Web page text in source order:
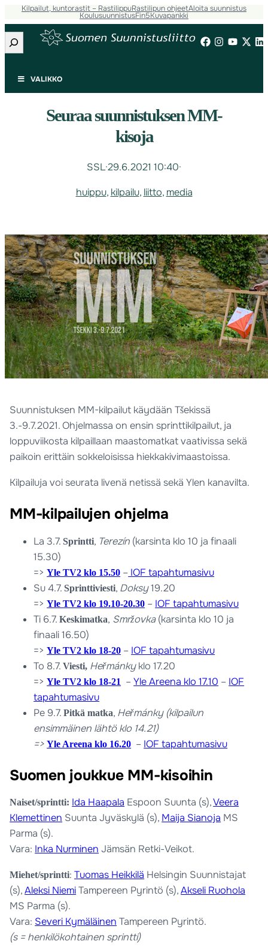
Kilpailut, kuntorastit – RastilippuRastilipun ohjeetAloita suunnistus
KoulusuunnistusFin5Kuvapankki
Etsi
VALIKKO
Seuraa suunnistuksen MM-
kisoja
SSL·29.6.2021 10:40·
huippu, kilpailu, liitto, media
Suunnistuksen MM-kilpailut käydään Tšekissä
3.-9.7.2021. Ohjelmassa on ensin sprinttikilpailut, ja
loppuviikosta kilpaillaan maastomatkat vaativissa sekä
paikoin erittäin sokkeloisissa hiekkakivimaastoissa.
Kilpailuja voi seurata livenä netissä sekä Ylen kanavilta.
MM-kilpailujen ohjelma
La 3.7.Sprintti, Terezín (karsinta klo 10 ja finaali
15.30)
=>Yle TV2 klo 15.50 – IOF tapahtumasivu
Su 4.7.Sprinttiviesti, Doksy19.20
=>Yle TV2 klo 19.10-20.30 – IOF tapahtumasivu
Ti 6.7.Keskimatka, Smržovka(karsinta klo 10 ja
finaali 16.50)
=>Yle TV2 klo 18-20 – IOF tapahtumasivu
To 8.7.Viesti, Heřmánkyklo 17.20
=> Yle TV2 klo 18-21 –Yle Areena klo 17.10 – IOF
tapahtumasivu
Pe 9.7.Pitkä matka, Heřmánky (kilpailun
ensimmäinen lähtö klo 14.21)
=>Yle Areena klo 16.20 – IOF tapahtumasivu
Suomen joukkue MM-kisoihin
Naiset/sprintti: Ida Haapala Espoon Suunta (s),Veera
Klemettinen Suunta Jyväskylä (s), Maija Sianoja MS
Parma (s).
Vara: Inka Nurminen Jämsän Retki-Veikot.
Miehet/sprintti:Tuomas Heikkilä Helsingin Suunnistajat
(s),Aleksi NiemiTampereen Pyrintö (s),Akseli Ruohola
MS Parma (s).
Vara: Severi Kymäläinen Tampereen Pyrintö.
(s = henkilökohtainen sprintti)